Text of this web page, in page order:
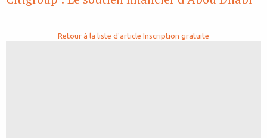
Retour à la liste d'article Inscription gratuite